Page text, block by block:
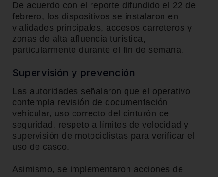
De acuerdo con el reporte difundido el 22 de
febrero, los dispositivos se instalaron en
vialidades principales, accesos carreteros y
zonas de alta afluencia turística,
particularmente durante el fin de semana.
Supervisión y prevención
Las autoridades señalaron que el operativo
contempla revisión de documentación
vehicular, uso correcto del cinturón de
seguridad, respeto a límites de velocidad y
supervisión de motociclistas para verificar el
uso de casco.
Asimismo, se implementaron acciones de